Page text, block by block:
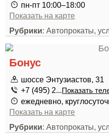
пн-пт 10:00–18:00
Показать на карте
Рубрики: Автопрокаты,
Бонус
шоссе Энтузиастов, 31
+7 (495) 2...Показать
ежедневно,
Показать на карте
Рубрики: Автопрокаты,